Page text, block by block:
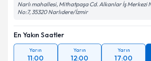
Takvim Talebini
Narlı mahallesi, Mithatpaşa Cd. Alkanlar İş Merkezi
No:7, 35320 Narlıdere/İzmir
En Yakın Saatler
Yarın
11:00
Yarın
12:00
Yarın
17:00